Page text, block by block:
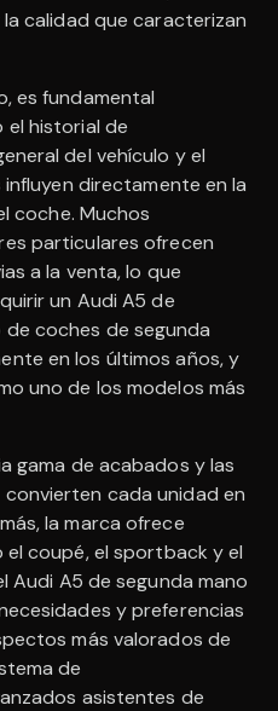
calidad que caracterizan
es fundamental
historial de
del vehículo y el
directamente en la
coche. Muchos
particulares ofrecen
a la venta, lo que
un Audi A5 de
de coches de segunda
en los últimos años, y
uno de los modelos más
gama de acabados y las
cada unidad en
la marca ofrece
coupé, el sportback y el
Audi A5 de segunda mano
y preferencias
más valorados de
de
asistentes de